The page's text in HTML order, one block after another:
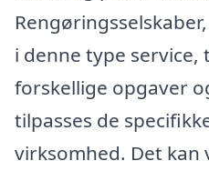
i denne type
forskellige opgaver
tilpasses de
virksomhed. Det